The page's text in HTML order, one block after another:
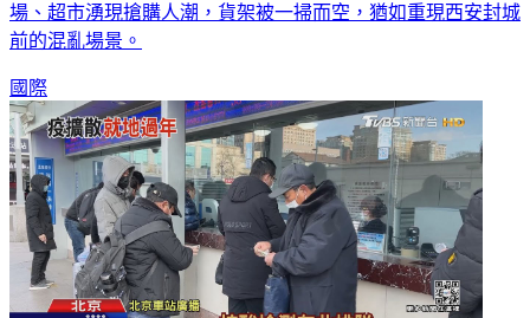
場、超市湧現搶購人潮，貨架被一掃而空，猶如重現西安封城
前的混亂場景。
國際